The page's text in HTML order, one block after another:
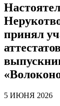
принял
5 ИЮНЯ 2026